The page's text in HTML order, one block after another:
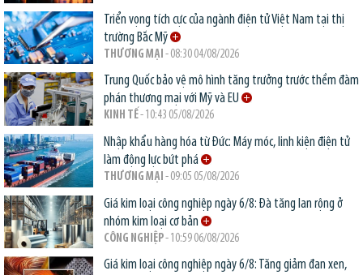
Triển vọng tích cực của ngành điện tử Việt Nam tại thị
trường Bắc Mỹ
THƯƠNG MẠI - 08:30 04/08/2026
Trung Quốc bảo vệ mô hình tăng trưởng trước thềm đàm
phán thương mại với Mỹ và EU
KINH TẾ- 10:43 05/08/2026
Nhập khẩu hàng hóa từ Đức: Máy móc, linh kiện điện tử
làm động lực bứt phá
THƯƠNG MẠI - 09:05 05/08/2026
Giá kim loại công nghiệp ngày 6/8: Đà tăng lan rộng ở
nhóm kim loại cơ bản
CÔNG NGHIỆP- 10:59 06/08/2026
Giá kim loại công nghiệp ngày 6/8: Tăng giảm đan xen,